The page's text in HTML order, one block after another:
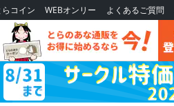
らコイン WEBオンリー よくあるご質問